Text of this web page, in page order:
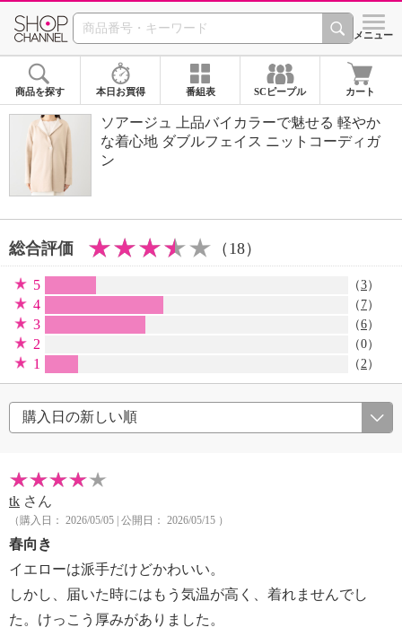
SHOP CHANNEL シメニュー
商品を探す 本日お買得 番組表 SCピープル カート
ソアージュ 上品バイカラーで魅せる 軽やか
な着心地 ダブルフェイス ニットコーディガ
ン
総合評価 （18）
5 （3）
4 （ 7）
3 （6）
2 （0）
1 （2）
tk さん
（購入日： 2026/05/05 | 公開日： 2026/05/15 ）
春向き
イエローは派手だけどかわいい。
しかし、届いた時にはもう気温が高く、着れませんでし
た。けっこう厚みがありました。